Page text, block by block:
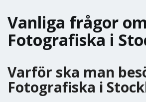
Vanliga frågor om
Fotografiska i
Varför ska man
Fotografiska i